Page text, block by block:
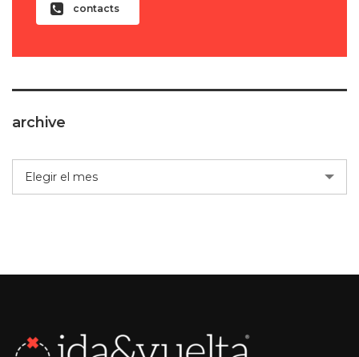
contacts
archive
archive
Elegir el mes